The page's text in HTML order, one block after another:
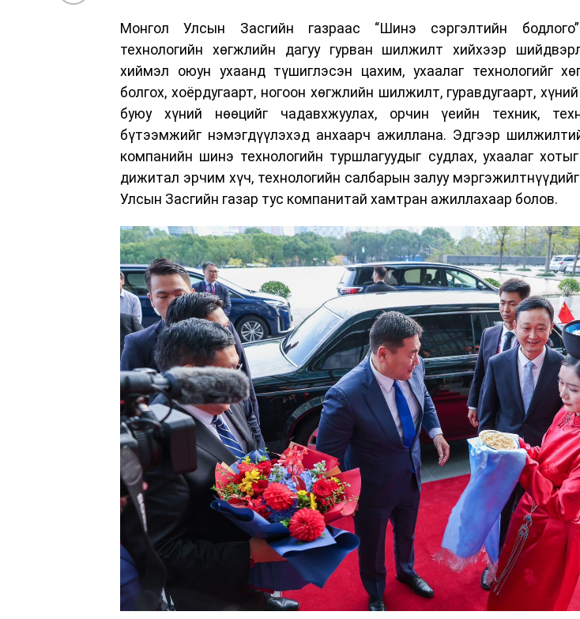
Монгол Улсын Засгийн газраас “Шинэ сэргэлтийн
технологийн хөгжлийн дагуу гурван шилжилт хийхээр
хиймэл оюун ухаанд түшиглэсэн цахим, ухаалаг технологийг
болгох, хоёрдугаарт, ногоон хөгжлийн шилжилт, гуравдугаарт,
буюу хүний нөөцийг чадавхжуулах, орчин үеийн техник,
бүтээмжийг нэмэгдүүлэхэд анхаарч ажиллана. Эдгээр
компанийн шинэ технологийн туршлагуудыг судлах, ухаалаг
дижитал эрчим хүч, технологийн салбарын залуу
Улсын Засгийн газар тус компанитай хамтран ажиллахаар болов.